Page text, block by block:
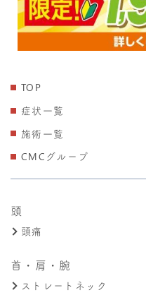
TOP
症状一覧
施術一覧
CMCグループ
頭
頭痛
首・肩・腕
ストレートネック